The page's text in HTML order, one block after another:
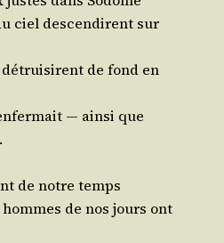
ciel des­cen­dirent sur
détrui­sirent de fond en
― ain­si que
de notre temps
de nos jours ont